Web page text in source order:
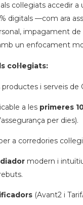
col·legiats accedir
digitals —com ara
impagament de
un enfocament
col·legiats:
productes i serveis de
a les primeres
per dies).
a corredories
modern i
(Avant2 i